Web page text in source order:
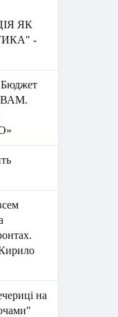
ЯК
-
на